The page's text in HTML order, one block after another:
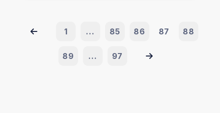
1 ... 85 86 87 88
89 ... 97